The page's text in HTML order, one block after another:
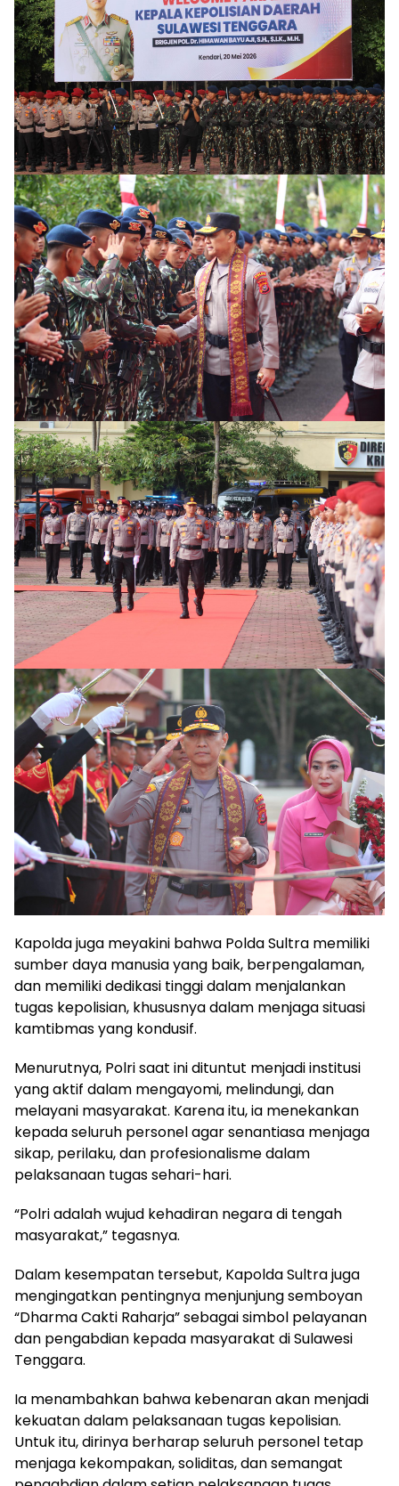
Kapolda juga meyakini bahwa Polda Sultra memiliki
sumber daya manusia yang baik, berpengalaman,
dan memiliki dedikasi tinggi dalam menjalankan
tugas kepolisian, khususnya dalam menjaga situasi
kamtibmas yang kondusif.
Menurutnya, Polri saat ini dituntut menjadi institusi
yang aktif dalam mengayomi, melindungi, dan
melayani masyarakat. Karena itu, ia menekankan
kepada seluruh personel agar senantiasa menjaga
sikap, perilaku, dan profesionalisme dalam
pelaksanaan tugas sehari-hari.
“Polri adalah wujud kehadiran negara di tengah
masyarakat,” tegasnya.
Dalam kesempatan tersebut, Kapolda Sultra juga
mengingatkan pentingnya menjunjung semboyan
“Dharma Cakti Raharja” sebagai simbol pelayanan
dan pengabdian kepada masyarakat di Sulawesi
Tenggara.
Ia menambahkan bahwa kebenaran akan menjadi
kekuatan dalam pelaksanaan tugas kepolisian.
Untuk itu, dirinya berharap seluruh personel tetap
menjaga kekompakan, soliditas, dan semangat